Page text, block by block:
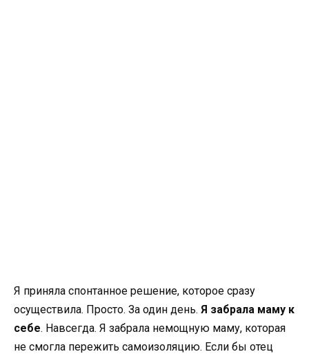
Я приняла спонтанное решение, которое сразу
осуществила. Просто. За один день. Я забрала маму к
себе. Навсегда. Я забрала немощную маму, которая
не смогла пережить самоизоляцию. Если бы отец